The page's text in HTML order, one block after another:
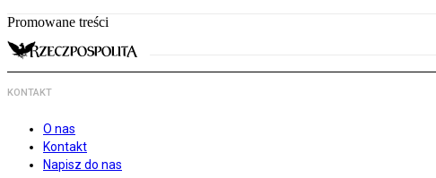
Promowane treści
KONTAKT
O nas
Kontakt
Napisz do nas